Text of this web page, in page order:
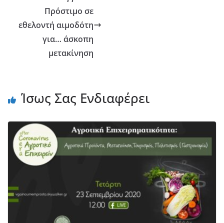
Πρόστιμο σε
εθελοντή αιμοδότη
για… άσκοπη
μετακίνηση
Ίσως Σας Ενδιαφέρει